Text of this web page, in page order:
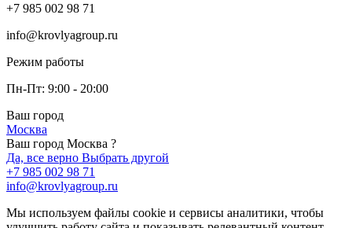
+7 985 002 98 71
info@krovlyagroup.ru
Режим работы
Пн-Пт: 9:00 - 20:00
Ваш город
Москва
Ваш город Москва ?
Да, все верно Выбрать другой
+7 985 002 98 71
info@krovlyagroup.ru
Мы используем файлы cookie и сервисы аналитики, чтобы